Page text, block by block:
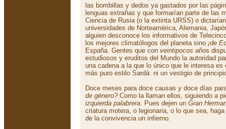
las bombillas y dedos ya gastados por las
lenguas extrañas y que formarían parte de las
Ciencia de Rusia (o la extinta URSS) o
universidades de Norteamérica, Alemania,
alguien desconoce los informativos de
los mejores climatólogos del planeta sino ¡de
España. Gentes que con veintipocos años
estudiosos y eruditos del Mundo la autoridad
una cadena a la que lo único que le interesa
más puro estilo Sardá: ni un vestigio de
Doce meses para doce causas y doce días
de género?Como la llaman ellos, siguiendo a
izquierda palabrera. Pues dejen un Gran
criatura motera, o legionaria, o lo que sea,
de la convivencia un infierno.